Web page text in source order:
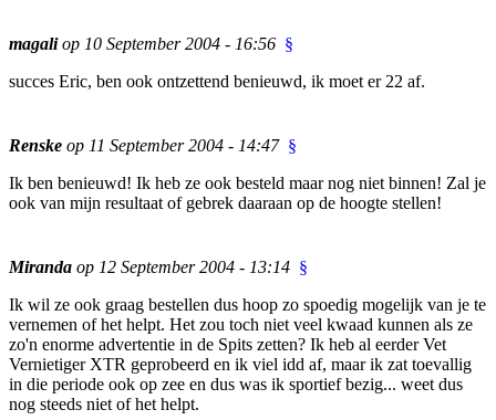
magaliop 10 September 2004 - 16:56 §
succes Eric, ben ook ontzettend benieuwd, ik moet er 22 af.
Renske op 11 September 2004 - 14:47 §
Ik ben benieuwd! Ik heb ze ook besteld maar nog niet binnen! Zal je
ook van mijn resultaat of gebrek daaraan op de hoogte stellen!
Miranda op 12 September 2004 - 13:14 §
Ik wil ze ook graag bestellen dus hoop zo spoedig mogelijk van je te
vernemen of het helpt. Het zou toch niet veel kwaad kunnen als ze
zo'n enorme advertentie in de Spits zetten? Ik heb al eerder Vet
Vernietiger XTR geprobeerd en ik viel idd af, maar ik zat toevallig
in die periode ook op zee en dus was ik sportief bezig... weet dus
nog steeds niet of het helpt.